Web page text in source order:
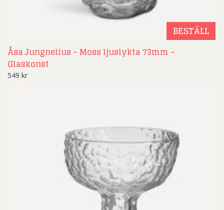
BESTÄLL
Åsa Jungnelius – Moss ljuslykta 73mm –
Glaskonst
549 kr